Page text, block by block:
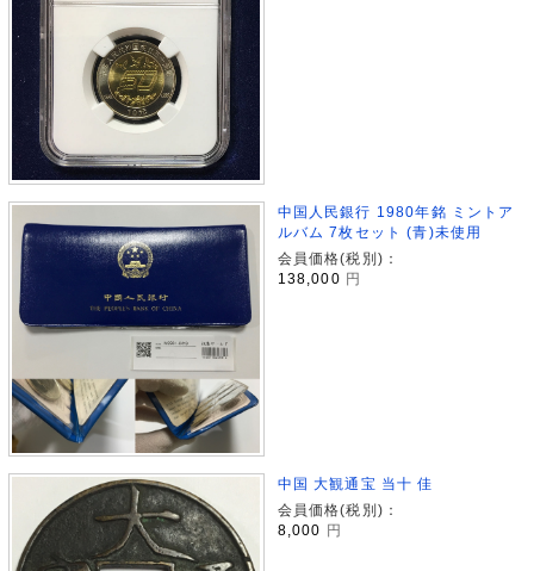
中国人民銀行 1980年銘 ミントア
ルバム 7枚セット (青)未使用
会員価格(税別)：
138,000 円
中国 大観通宝 当十 佳
会員価格(税別)：
8,000
円